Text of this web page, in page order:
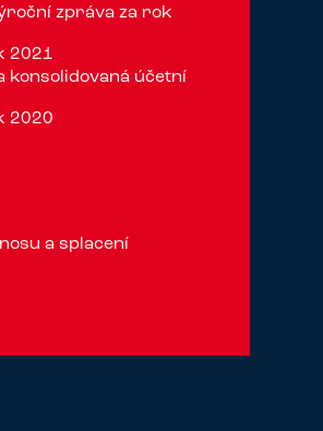
výroční zpráva za rok
2021
a konsolidovaná účetní
2020
a splacení